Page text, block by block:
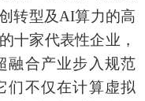
转型及AI算力的高
十家代表性企业，
融合产业步入规范
们不仅在计算虚拟